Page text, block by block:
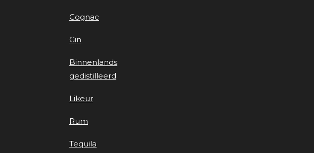
Cognac
Gin
Binnenlands
gedistilleerd
Likeur
Rum
Tequila